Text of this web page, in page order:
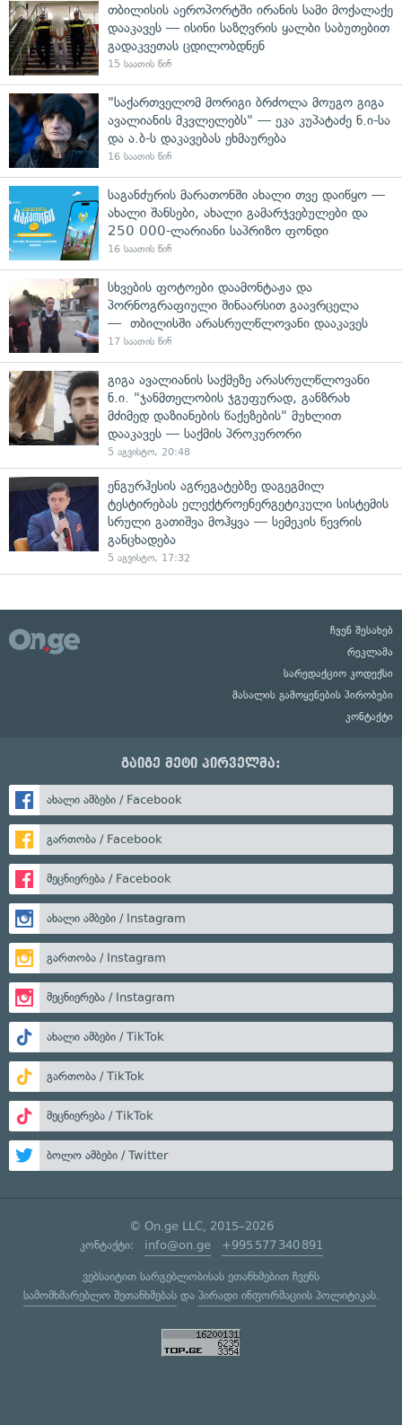
თბილისის აეროპორტში ირანის სამი მოქალაქე
დააკავეს — ისინი საზღვრის ყალბი საბუთებით
გადაკვეთას ცდილობდნენ
15 საათის წინ
"საქართველომ მორიგი ბრძოლა მოუგო გიგა
ავალიანის მკვლელებს" — ეკა კუპატაძე ნ.ი-სა
და ა.ბ-ს დაკავებას ეხმაურება
16 საათის წინ
საგანძურის მარათონში ახალი თვე დაიწყო —
ახალი შანსები, ახალი გამარჯვებულები და
250 000-ლარიანი საპრიზო ფონდი
16 საათის წინ
სხვების ფოტოები დაამონტაჟა და
პორნოგრაფიული შინაარსით გაავრცელა
— თბილისში არასრულწლოვანი დააკავეს
17 საათის წინ
გიგა ავალიანის საქმეზე არასრულწლოვანი
ნ.ი. "ჯანმთელობის ჯგუფურად, განზრახ
მძიმედ დაზიანების წაქეზების" მუხლით
დააკავეს — საქმის პროკურორი
5 აგვისტო, 20:48
ენგურჰესის აგრეგატებზე დაგეგმილ
ტესტირებას ელექტროენერგეტიკული სისტემის
სრული გათიშვა მოჰყვა — სემეკის წევრის
განცხადება
5 აგვისტო, 17:32
ჩვენ შესახებ
რეკლამა
სარედაქციო კოდექსი
მასალის გამოყენების პირობები
კონტაქტი
გაიგე მეტი პირველმა:
ახალი ამბები / Facebook
გართობა / Facebook
მეცნიერება / Facebook
ახალი ამბები / Instagram
გართობა / Instagram
მეცნიერება / Instagram
ახალი ამბები / TikTok
გართობა / TikTok
მეცნიერება / TikTok
ბოლო ამბები / Twitter
© On.ge LLC, 2015–2026
კონტაქტი: info@on.ge +995 577 340 891
ვებსაიტით სარგებლობისას ეთანხმებით ჩვენს
სამომხმარებლო შეთანხმებასდა პირადი ინფორმაციის პოლიტიკას.